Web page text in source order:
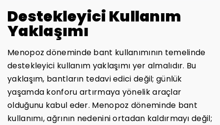
Destekleyici Kullanım
Yaklaşımı
Menopoz döneminde bant kullanımının temelinde
destekleyici kullanım yaklaşımı yer almalıdır. Bu
yaklaşım, bantların tedavi edici değil; günlük
yaşamda konforu artırmaya yönelik araçlar
olduğunu kabul eder. Menopoz döneminde bant
kullanımı, ağrının nedenini ortadan kaldırmayı değil;